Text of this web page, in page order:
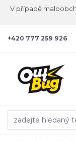
V případě
+420 777 259 926